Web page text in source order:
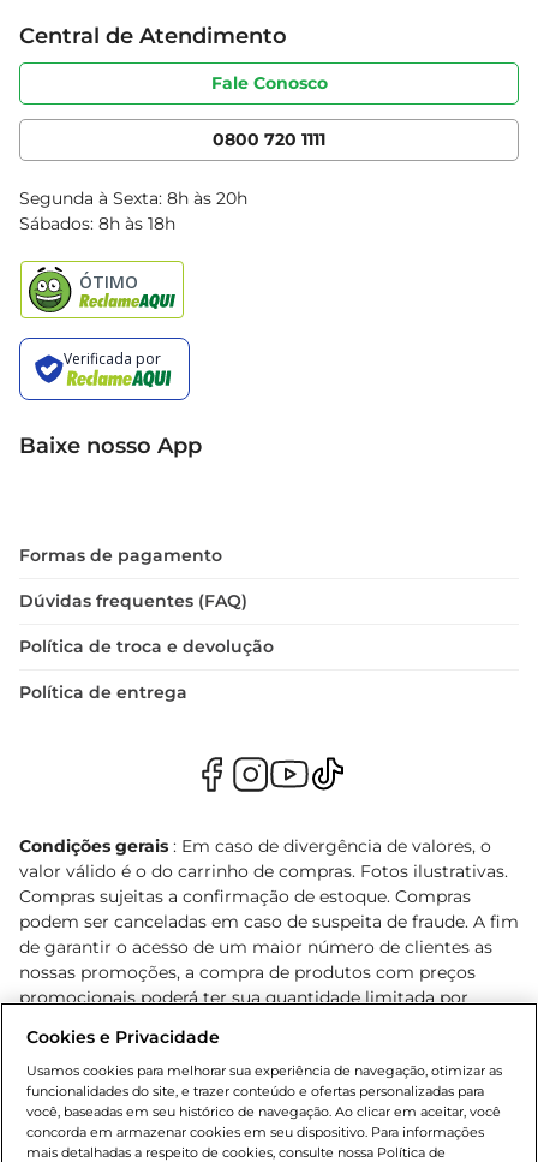
Sobre privacidade
Portal do fornecedor
Cencosud Media
Produtos Bretas
Código de ética
Serviços
Clube Bretas
Blog Bretas
Black Friday
Central de Atendimento
Fale Conosco
0800 720 1111
Segunda à Sexta: 8h às 20h
Sábados: 8h às 18h
Baixe nosso App
Formas de pagamento
Dúvidas frequentes (FAQ)
Política de troca e devolução
Política de entrega
Condições gerais : Em caso de divergência de valores, o
valor válido é o do carrinho de compras. Fotos ilustrativas.
Compras sujeitas a confirmação de estoque. Compras
podem ser canceladas em caso de suspeita de fraude. A fim
de garantir o acesso de um maior número de clientes as
nossas promoções, a compra de produtos com preços
promocionais poderá ter sua quantidade limitada por
o e-commerce e válidos durante o dia de hoje, podendo
sofrer alterações sem prévia notificação. Proibida a venda
de bebidas alcoólicas para menores de 18 anos, conforme
Lei n.º 8069/90, art. 81, inciso II (Estatuto da Criança e do
Adolescente). Preços e condições exclusivos para o
Cookies e Privacidade
Usamos cookies para melhorar sua experiência de navegação, otimizar as
funcionalidades do site, e trazer conteúdo e ofertas personalizadas para
você, baseadas em seu histórico de navegação. Ao clicar em aceitar, você
concorda em armazenar cookies em seu dispositivo. Para informações
mais detalhadas a respeito de cookies, consulte nossa Política de